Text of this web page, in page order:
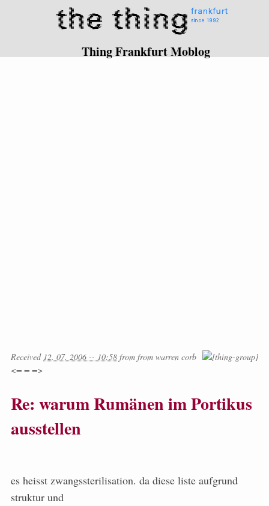
Thing Frankfurt Moblog
Received 12. 07. 2006 -- 10:58 from from warren corb
<= = =>
Re: warum Rumänen im Portikus
ausstellen
es heisst zwangssterilisation. da diese liste aufgrund
struktur und